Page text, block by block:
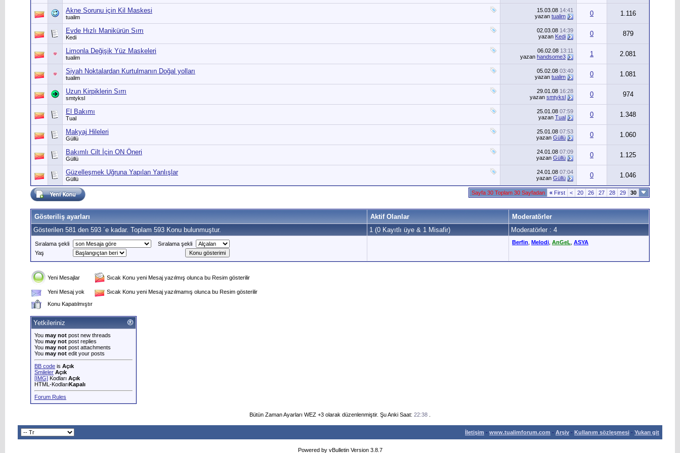
Akne Sorunu için Kil Maskesi
tualim
15.03.08 14:41
yazan tualim 0 1.116
Evde Hızlı Manikürün Sırrı
Kedi
02.03.08 14:39
yazan Kedi 0 879
Limonla Değişik Yüz Maskeleri
tualim
06.02.08 13:11
yazan handsome3 1 2.081
Siyah Noktalardan Kurtulmanın Doğal yolları
tualim
05.02.08 03:40
yazan tualim 0 1.081
Uzun Kirpiklerin Sırrı
smtyksl
29.01.08 16:28
yazan smtyksl 0 974
El Bakımı
Tual
25.01.08 07:59
yazan Tual 0 1.348
Makyaj Hileleri
Güllü
25.01.08 07:53
yazan Güllü 0 1.060
Bakımlı Cilt İçin ON Öneri
Güllü
24.01.08 07:09
yazan Güllü 0 1.125
Güzelleşmek Uğruna Yapılan Yanlışlar
Güllü
24.01.08 07:04
yazan Güllü 0 1.046
Sayfa 30 Toplam 30 Sayfadan « First < 20 26 27 28 29 30
Gösteriliş ayarları Aktif Olanlar
Moderatörler
Gösterilen 581 den 593 ´e kadar. Toplam 593 Konu bulunmuştur.
1 (0 Kayıtlı üye & 1 Misafir) Moderatörler : 4
Sıralama şekli
Sıralama şekli
Yaş
Berfin Melodi AnGeL ASYA
Yeni Mesajlar Sıcak Konu yeni Mesaj yazılmış olunca bu Resim gösterilir
Yeni Mesaj yok
Sıcak Konu yeni Mesaj yazılmamış olunca bu Resim gösterilir
Konu Kapatılmıştır
Yetkileriniz
You may not post new threads
You may not post replies
You may not post attachments
You may not edit your posts
BB code is Açık
Smileler Açık
[IMG] Kodları Açık
HTML-KodlarıKapalı
Forum Rules
Bütün Zaman Ayarları WEZ +3 olarak düzenlenmiştir. Şu Anki Saat: 22:38
İletişim - www.tualimforum.com - Arşiv - Kullanım sözleşmesi - Yukarı git
Powered by vBulletin Version 3.8.7